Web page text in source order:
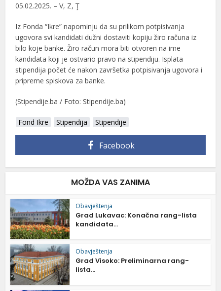
05.02.2025. – V, Z, Ţ
Iz Fonda “Ikre” napominju da su prilikom potpisivanja
ugovora svi kandidati dužni dostaviti kopiju žiro računa iz
bilo koje banke. Žiro račun mora biti otvoren na ime
kandidata koji je ostvario pravo na stipendiju. Isplata
stipendija počet će nakon završetka potpisivanja ugovora i
pripreme spiskova za banke.
(Stipendije.ba / Foto: Stipendije.ba)
Fond Ikre Stipendija Stipendije
Facebook
MOŽDA VAS ZANIMA
Obavještenja
Grad Lukavac: Konačna rang-lista
kandidata...
Obavještenja
Grad Visoko: Preliminarna rang-
lista...